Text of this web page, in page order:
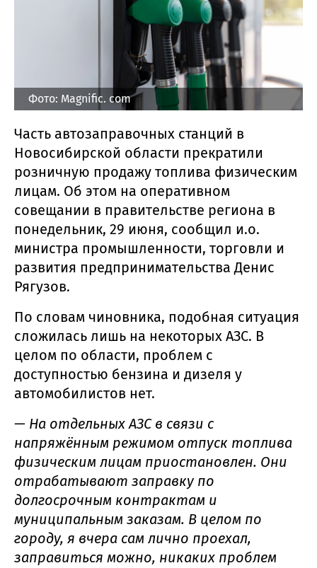
Фото: Magnific. com
Часть автозаправочных станций в
Новосибирской области прекратили
розничную продажу топлива физическим
лицам. Об этом на оперативном
совещании в правительстве региона в
понедельник, 29 июня, сообщил и.о.
министра промышленности, торговли и
развития предпринимательства Денис
Рягузов.
По словам чиновника, подобная ситуация
сложилась лишь на некоторых АЗС. В
целом по области, проблем с
доступностью бензина и дизеля у
автомобилистов нет.
— На отдельных АЗС в связи с
напряжённым режимом отпуск топлива
физическим лицам приостановлен. Они
отрабатывают заправку по
долгосрочным контрактам и
муниципальным заказам. В целом по
городу, я вчера сам лично проехал,
заправиться можно, никаких проблем